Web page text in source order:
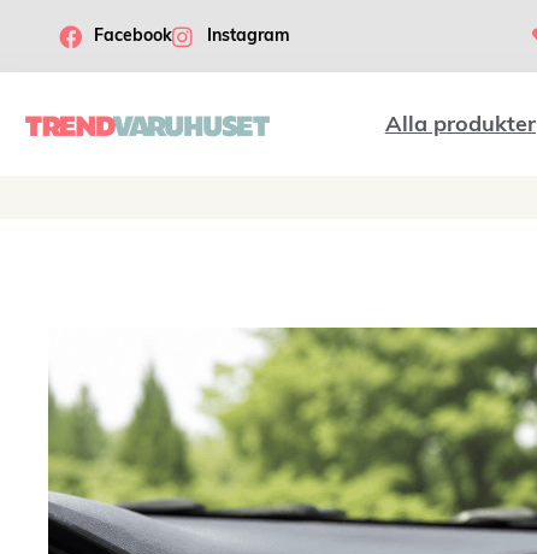
Facebook Instagram
Alla produkter